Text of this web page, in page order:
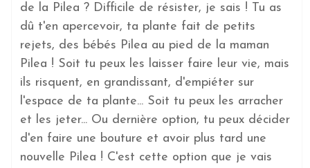
de la Pilea ? Difficile de résister, je sais ! Tu as
dû t'en apercevoir, ta plante fait de petits
rejets, des bébés Pilea au pied de la maman
Pilea ! Soit tu peux les laisser faire leur vie, mais
ils risquent, en grandissant, d'empiéter sur
l'espace de ta plante... Soit tu peux les arracher
et les jeter... Ou dernière option, tu peux décider
d'en faire une bouture et avoir plus tard une
nouvelle Pilea ! C'est cette option que je vais